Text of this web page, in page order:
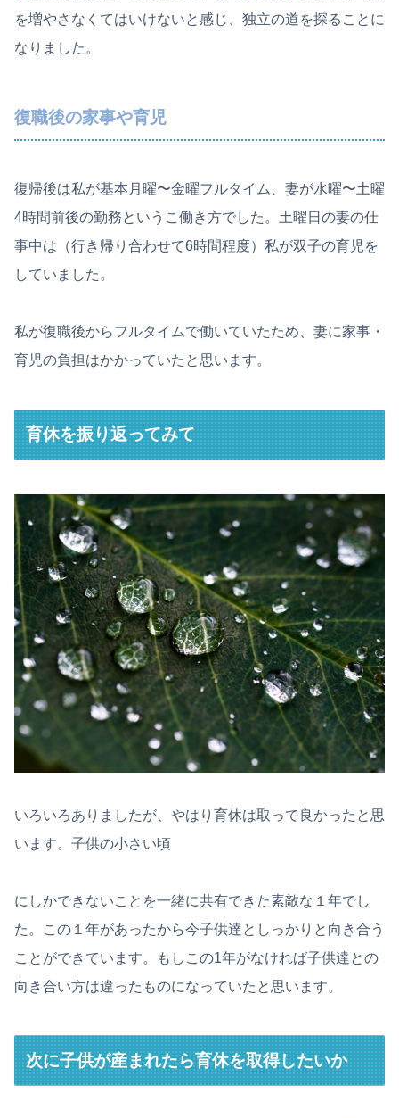
を増やさなくてはいけないと感じ、独立の道を探ることに
なりました。
復職後の家事や育児
復帰後は私が基本月曜〜金曜フルタイム、妻が水曜〜土曜
4時間前後の勤務というこ働き方でした。土曜日の妻の仕
事中は（行き帰り合わせて6時間程度）私が双子の育児を
していました。
私が復職後からフルタイムで働いていたため、妻に家事・
育児の負担はかかっていたと思います。
育休を振り返ってみて
いろいろありましたが、やはり育休は取って良かったと思
います。子供の小さい頃
にしかできないことを一緒に共有できた素敵な１年でし
た。この１年があったから今子供達としっかりと向き合う
ことができています。もしこの1年がなければ子供達との
向き合い方は違ったものになっていたと思います。
次に子供が産まれたら育休を取得したいか